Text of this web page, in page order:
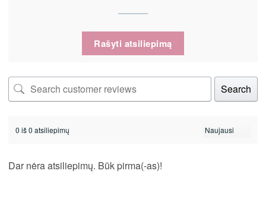
Rašyti atsiliepimą
Search
0 iš 0 atsiliepimų
Dar nėra atsiliepimų. Būk pirma(-as)!